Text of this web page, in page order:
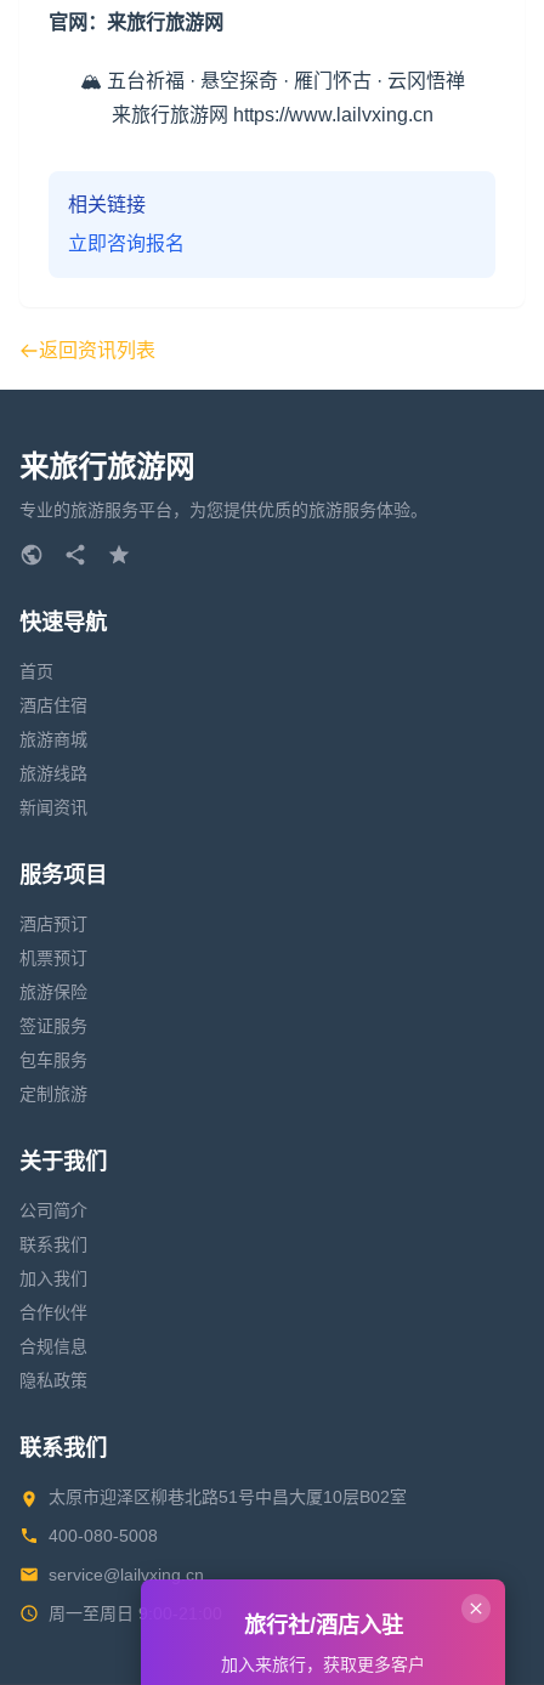
官网： 来旅行旅游网
🏔️ 五台祈福 · 悬空探奇 · 雁门怀古 · 云冈悟禅
来旅行旅游网 https://www.lailvxing.cn
相关链接
立即咨询报名
返回资讯列表
来旅行旅游网
专业的旅游服务平台，为您提供优质的旅游服务体验。
快速导航
首页
酒店住宿
旅游商城
旅游线路
新闻资讯
服务项目
酒店预订
机票预订
旅游保险
签证服务
包车服务
定制旅游
关于我们
公司简介
联系我们
加入我们
合作伙伴
合规信息
隐私政策
联系我们
太原市迎泽区柳巷北路51号中昌大厦10层B02室
400-080-5008
service@lailvxing.cn
周一至周日 9:00-21:00
旅行社/酒店入驻
加入来旅行，获取更多客户